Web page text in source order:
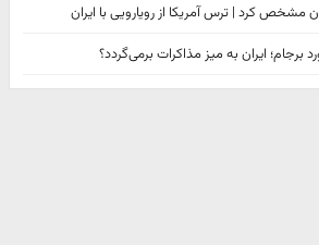
مشخص کرد | ترس آمریکا از رویارویی با ایران
ایران به میز مذاکرات برمی‌گردد؟